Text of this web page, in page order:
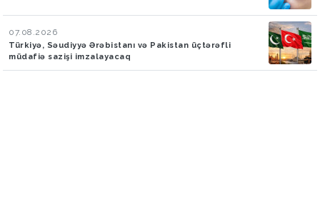
07.08.2026
Türkiyə, Səudiyyə Ərəbistanı və Pakistan üçtərəfli
müdafiə sazişi imzalayacaq